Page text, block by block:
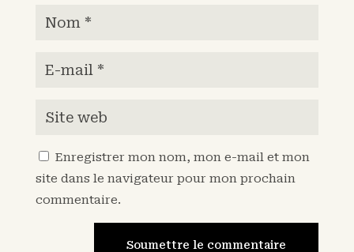
Enregistrer mon nom, mon e-mail et mon
site dans le navigateur pour mon prochain
commentaire.
Soumettre le commentaire